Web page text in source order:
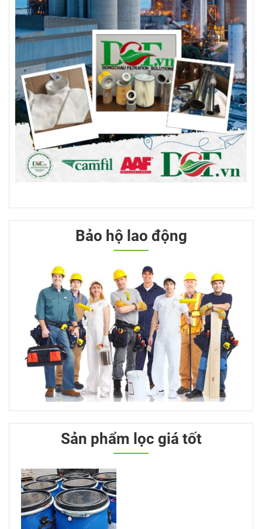
Bảo hộ lao động
Sản phẩm lọc giá tốt